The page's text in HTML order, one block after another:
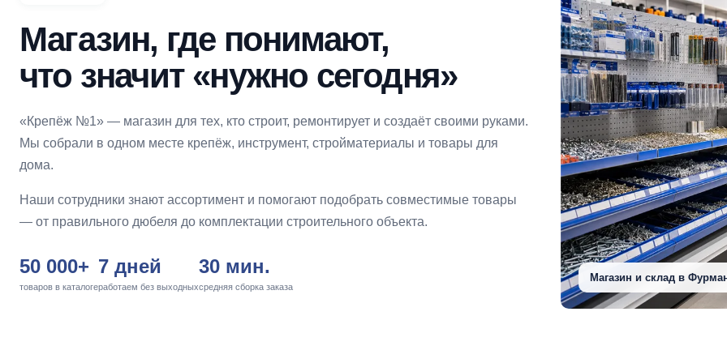
Магазин, где понимают,
что значит «нужно сегодня»
«Крепёж №1» — магазин для тех, кто строит, ремонтирует и создаёт своими руками.
Мы собрали в одном месте крепёж, инструмент, стройматериалы и товары для
дома.
Наши сотрудники знают ассортимент и помогают подобрать совместимые товары
— от правильного дюбеля до комплектации строительного объекта.
50 000+
товаров в каталоге
7 дней
работаем без выходных
30 мин.
средняя сборка заказа
Магазин и склад в